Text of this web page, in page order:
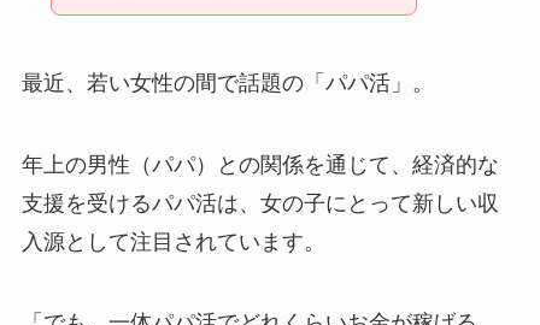
最近、若い女性の間で話題の「パパ活」。
年上の男性（パパ）との関係を通じて、経済的な
支援を受けるパパ活は、女の子にとって新しい収
入源として注目されています。